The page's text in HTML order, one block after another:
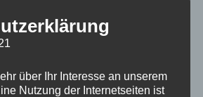
IN
über Ihr Interesse an unserem
Nutzung der Internetseiten ist